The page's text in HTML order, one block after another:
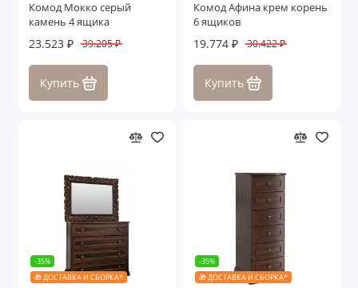
Комод Мокко серый
камень 4 ящика
23.523 ₽ 39.205 ₽
Купить
Комод Афина крем корень
6 ящиков
19.774 ₽ 30.422 ₽
Купить
-35%
🎁 ДОСТАВКА И СБОРКА*
-35%
🎁 ДОСТАВКА И СБОРКА*